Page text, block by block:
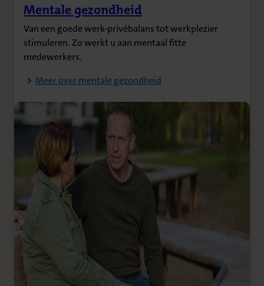
Mentale gezondheid
(Opent in nieuw tabblad)
Van een goede werk-privébalans tot werkplezier
stimuleren. Zo werkt u aan mentaal fitte
medewerkers.
Meer over mentale gezondheid